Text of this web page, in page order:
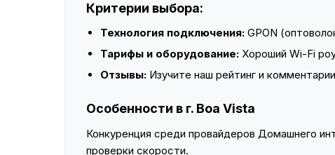
Критерии выбора:
Технология подключения: GPON
Тарифы и оборудование: Хороший Wi-Fi
Отзывы: Изучите наш рейтинг и
Особенности в г. Boa Vista
Конкуренция среди провайдеров Домашнего
проверки скорости.